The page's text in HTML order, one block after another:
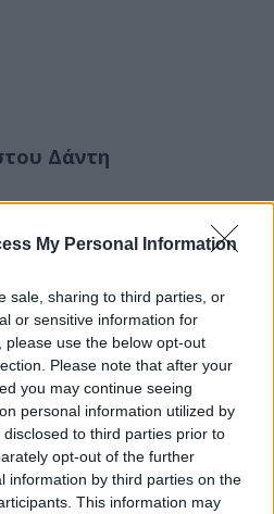
My Personal Information
sale, sharing to third parties, or
or sensitive information for
use the below opt-out
Please note that after your
you may continue seeing
personal information utilized by
to third parties prior to
opt-out of the further
information by third parties on the
This information may
Δάντη
ότι έφυγε από
συνάδελφος @varoui.